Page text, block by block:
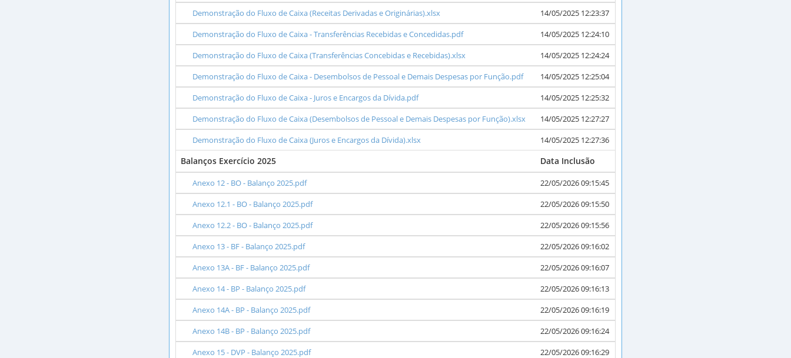
Demonstração do Fluxo de Caixa (Receitas Derivadas e Originárias).xlsx
14/05/2025 12:23:37
Demonstração do Fluxo de Caixa - Transferências Recebidas e Concedidas.pdf
14/05/2025 12:24:10
Demonstração do Fluxo de Caixa (Transferências Concebidas e Recebidas).xlsx
14/05/2025 12:24:24
Demonstração do Fluxo de Caixa - Desembolsos de Pessoal e Demais Despesas por Função.pdf
14/05/2025 12:25:04
Demonstração do Fluxo de Caixa - Juros e Encargos da Dívida.pdf
14/05/2025 12:25:32
Demonstração do Fluxo de Caixa (Desembolsos de Pessoal e Demais Despesas por Função).xlsx
14/05/2025 12:27:27
Demonstração do Fluxo de Caixa (Juros e Encargos da Dívida).xlsx
14/05/2025 12:27:36
Balanços Exercício 2025 Data Inclusão
Anexo 12 - BO - Balanço 2025.pdf
22/05/2026 09:15:45
Anexo 12.1 - BO - Balanço 2025.pdf
22/05/2026 09:15:50
Anexo 12.2 - BO - Balanço 2025.pdf
22/05/2026 09:15:56
Anexo 13 - BF - Balanço 2025.pdf
22/05/2026 09:16:02
Anexo 13A - BF - Balanço 2025.pdf
22/05/2026 09:16:07
Anexo 14 - BP - Balanço 2025.pdf
22/05/2026 09:16:13
Anexo 14A - BP - Balanço 2025.pdf
22/05/2026 09:16:19
Anexo 14B - BP - Balanço 2025.pdf
22/05/2026 09:16:24
Anexo 15 - DVP - Balanço 2025.pdf
22/05/2026 09:16:29